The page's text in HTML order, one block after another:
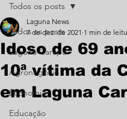
Todos os posts
Laguna Carapã
Agronegócio
Economia
Educação
Todos os posts
Idoso de 69
10ª vítima da
em Laguna
Laguna News
7 de dez. de 2021 1 min de